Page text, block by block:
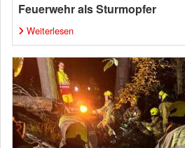
Feuerwehr als Sturmopfer
Weiterlesen